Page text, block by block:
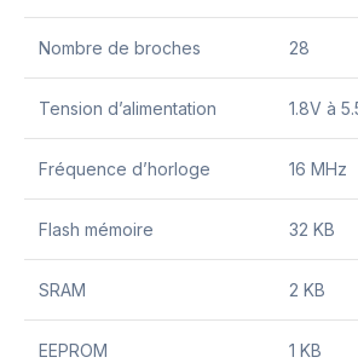
Nombre de broches 28
Tension d’alimentation 1.8V à
Fréquence d’horloge 16 MHz
Flash mémoire 32 KB
SRAM 2 KB
EEPROM 1 KB